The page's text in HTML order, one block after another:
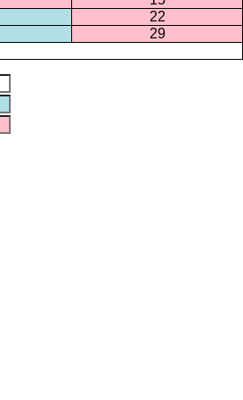
22
29